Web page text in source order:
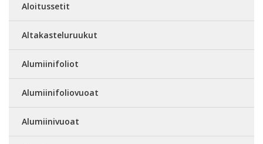
Aloitussetit
Altakasteluruukut
Alumiinifoliot
Alumiinifoliovuoat
Alumiinivuoat